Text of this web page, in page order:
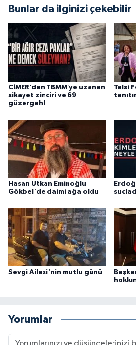
Bunlar da ilginizi çekebilir
CİMER’den TBMM’ye uzanan
sikayet zinciri ve 69
güzergah!
Talsi
Hasan Utkan Eminoğlu
Gökbel'de daimi ağa oldu
Sevgi Ailesi'nin mutlu günü
Yorumlar